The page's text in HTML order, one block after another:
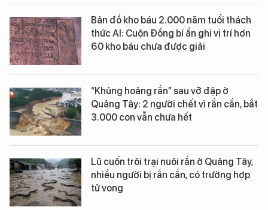
Bản đồ kho báu 2.000 năm tuổi thách
thức AI: Cuộn Đồng bí ẩn ghi vị trí hơn
60 kho báu chưa được giải
“Khủng hoảng rắn” sau vỡ đập ở
Quảng Tây: 2 người chết vì rắn cắn, bắt
3.000 con vẫn chưa hết
Lũ cuốn trôi trại nuôi rắn ở Quảng Tây,
nhiều người bị rắn cắn, có trường hợp
tử vong